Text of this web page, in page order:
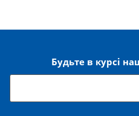
Будьте в курсі